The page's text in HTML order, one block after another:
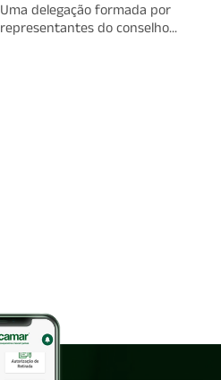
Uma delegação formada por
representantes do conselho...